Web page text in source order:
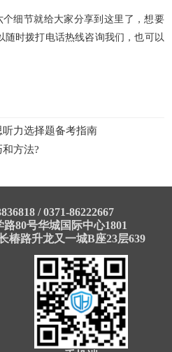
细节就给大家分享到这里了，想要
随时拨打电话热线咨询我们，也可以
力选择题备考指南
方法?
/ 0371-86222667
80号华城国际中心1801
椿路升龙又一城B座23层639